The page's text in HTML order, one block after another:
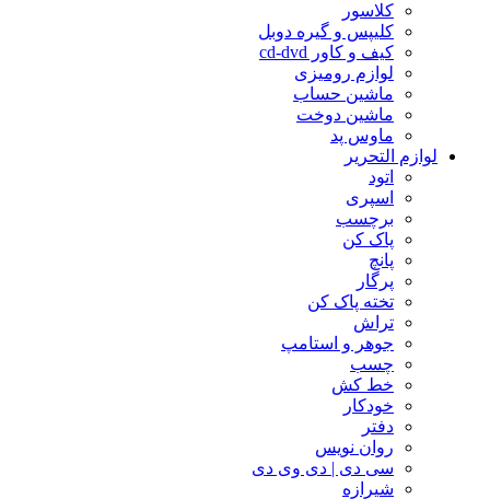
کلاسور
کلیپس و گیره دوبل
کیف و کاور cd-dvd
لوازم رومیزی
ماشین حساب
ماشین دوخت
ماوس پد
لوازم التحریر
اتود
اسپری
برچسب
پاک کن
پانچ
پرگار
تخته پاک کن
تراش
جوهر و استامپ
چسب
خط کش
خودکار
دفتر
روان نویس
سی دی | دی وی دی
شیرازه